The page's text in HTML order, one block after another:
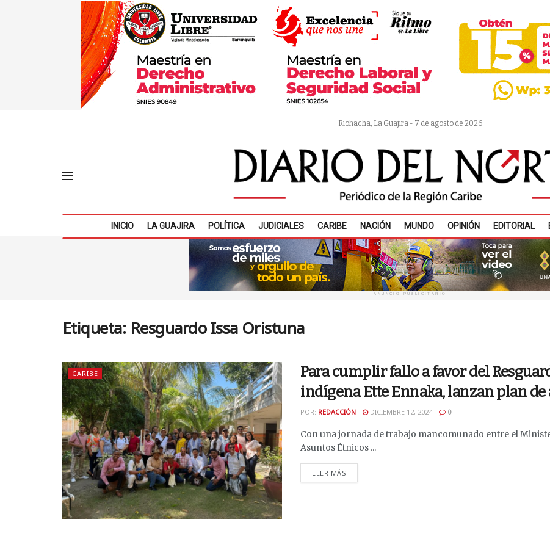
Riohacha, La Guajira - 7 de agosto de 2026
INICIO LA GUAJIRA POLÍTICA JUDICIALES CARIBE NACIÓN MUNDO OPINIÓN EDITORIAL
ANUNCIO PUBLICITARIO
Etiqueta: Resguardo Issa Oristuna
CARIBE
Para cumplir fallo a favor del
indígena Ette Ennaka, lanzan plan
POR: REDACCIÓN DICIEMBRE 12, 2024 0
Con una jornada de trabajo mancomunado entre el
Asuntos Étnicos ...
LEER MÁS